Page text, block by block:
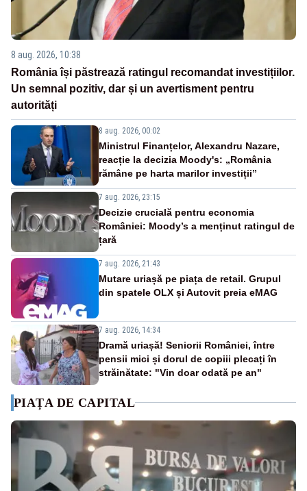
8 aug. 2026, 10:38
România își păstrează ratingul recomandat investițiilor.
Un semnal pozitiv, dar și un avertisment pentru
autorități
8 aug. 2026, 00:02
Ministrul Finanțelor, Alexandru Nazare,
reacție la decizia Moody's: „România
rămâne pe harta marilor investiții”
7 aug. 2026, 23:15
Decizie crucială pentru economia
României: Moody’s a menținut ratingul de
țară
7 aug. 2026, 21:43
Mutare uriașă pe piața de retail. Grupul
din spatele OLX și Autovit preia eMAG
7 aug. 2026, 14:34
Dramă uriașă! Seniorii României, între
pensii mici și dorul de copiii plecați în
străinătate: "Vin doar odată pe an"
PIAȚA DE CAPITAL